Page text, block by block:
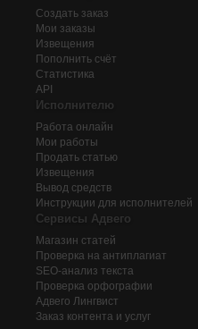
Создать заказ
Мои заказы
Извещения
Пополнить счёт
Статистика
API
Исполнителю
Работа онлайн
Мои работы
Продать статью
Извещения
Вывод средств
Инструкции для исполнителей
Сервисы Адвего
Магазин статей
Проверка на антиплагиат
SEO-анализ текста
Проверка орфографии
Адвего Лингвист
Заказ контента и услуг